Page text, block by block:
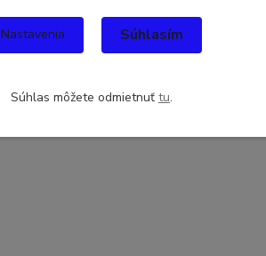
Nastavenia Súhlasím
Súhlas môžete odmietnuť tu.